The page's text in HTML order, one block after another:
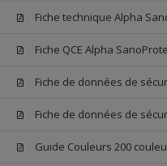
Fiche technique Alpha
Fiche QCE Alpha
Fiche de données de
Fiche de données de
Guide Couleurs 200